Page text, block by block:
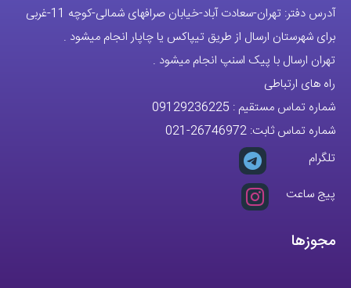
آدرس دفتر: تهران-سعادت آباد-خیابان صرافهای شمالی-کوچه 11-غربی
برای شهرستان ارسال از طریق تیپاکس یا چاپار انجام میشود .
تهران ارسال با پیک اسنپ انجام میشود .
راه های ارتباطی
شماره تماس مستقیم : 09129236225
شماره تماس ثابت: 26746972
-021
تلگرام
پیج ساعت
مجوزها